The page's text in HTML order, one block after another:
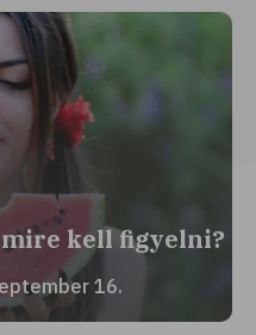
kell figyelni?
16.